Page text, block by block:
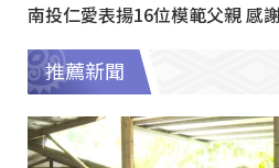
南投仁愛表揚16位模範父親 感
推薦新聞